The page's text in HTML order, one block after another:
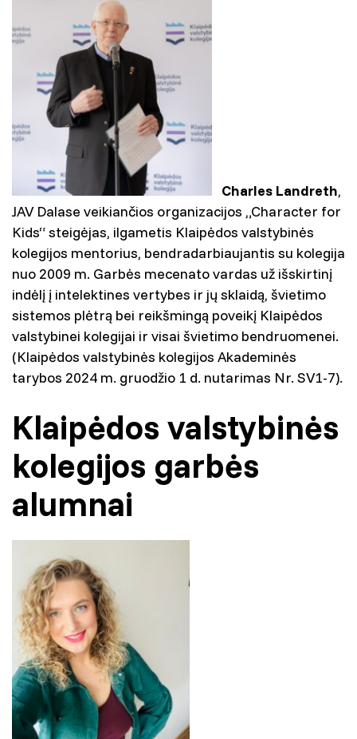
Charles Landreth,
JAV Dalase veikiančios organizacijos „Character for
Kids“ steigėjas, ilgametis Klaipėdos valstybinės
kolegijos mentorius, bendradarbiaujantis su kolegija
nuo 2009 m. Garbės mecenato vardas už išskirtinį
indėlį į intelektines vertybes ir jų sklaidą, švietimo
sistemos plėtrą bei reikšmingą poveikį Klaipėdos
valstybinei kolegijai ir visai švietimo bendruomenei.
(Klaipėdos valstybinės kolegijos Akademinės
tarybos 2024 m. gruodžio 1 d. nutarimas Nr. SV1-7).
Klaipėdos valstybinės
kolegijos garbės
alumnai